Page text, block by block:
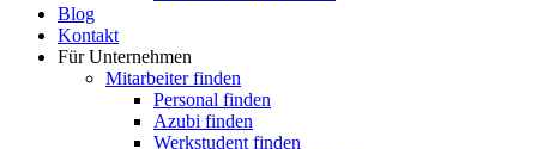
Blog
Kontakt
Für Unternehmen
Mitarbeiter finden
Personal finden
Azubi finden
Werkstudent finden